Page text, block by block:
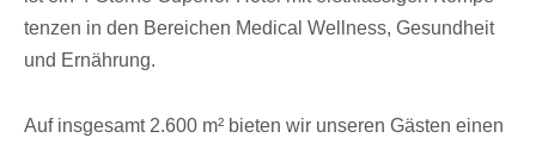
ten­zen in den Berei­chen Medi­cal Well­ness, Gesund­heit
und Ernährung.
Auf insge­samt 2.600 m² bieten wir unse­ren Gästen einen